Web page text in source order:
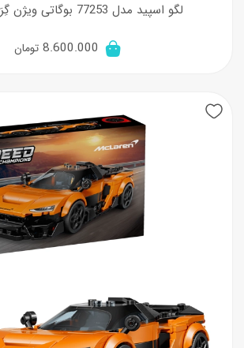
لگو اسپید مدل 77253 بوگاتی ویژن گِرَن توریزمو
8.600.000 تومان